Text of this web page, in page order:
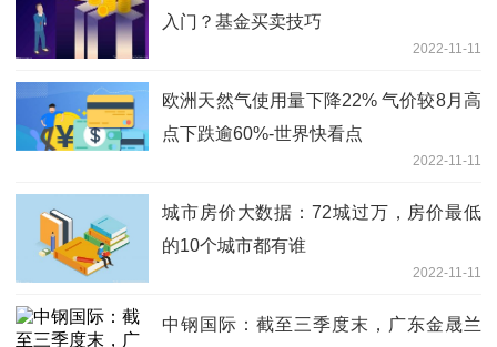
入门？基金买卖技巧
2022-11-11
欧洲天然气使用量下降22% 气价较8月高
点下跌逾60%-世界快看点
2022-11-11
城市房价大数据：72城过万，房价最低
的10个城市都有谁
2022-11-11
中钢国际：截至三季度末，广东金晟兰